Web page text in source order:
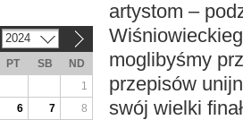
artystom –
moglibyśmy
przepisów
swój wielki
2024
PT SB
ND
1
6 7
8